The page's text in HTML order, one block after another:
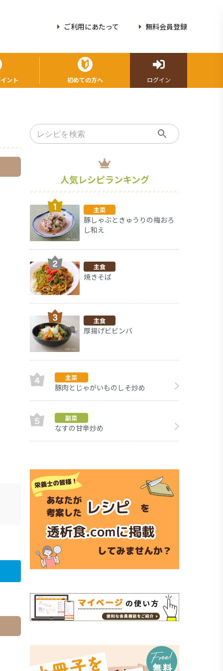
ご利用にあたって 無料会員登録
ント 初めての方へ ログイン
人気レシピランキング
主菜
豚しゃぶときゅうりの梅おろ
し和え
主食
焼きそば
主食
厚揚げビビンバ
主菜
豚肉とじゃがいものしそ炒め
副菜
なすの甘辛炒め